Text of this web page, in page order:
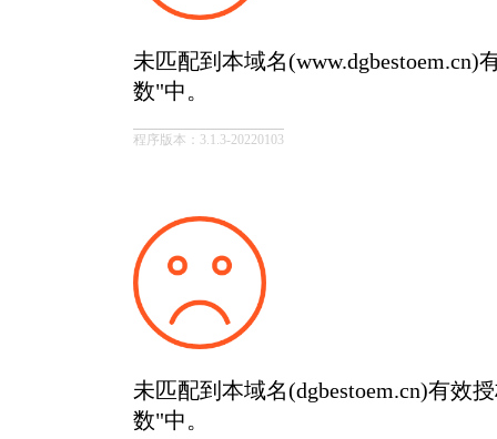
未匹配到本域名(www.dgbestoem.cn)
数"中。
程序版本：3.1.3-20220103
未匹配到本域名(dgbestoem.cn)有效
数"中。